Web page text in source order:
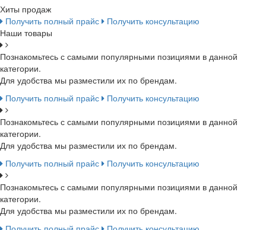
Хиты продаж
Получить полный прайс
Получить консультацию
Наши товары
Познакомьтесь с самыми популярными позициями в данной
категории.
Для удобства мы разместили их по брендам.
Получить полный прайс
Получить консультацию
Познакомьтесь с самыми популярными позициями в данной
категории.
Для удобства мы разместили их по брендам.
Получить полный прайс
Получить консультацию
Познакомьтесь с самыми популярными позициями в данной
категории.
Для удобства мы разместили их по брендам.